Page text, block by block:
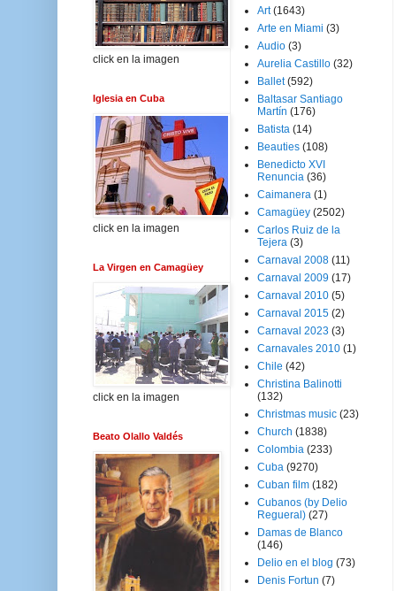
click en la imagen
Iglesia en Cuba
click en la imagen
La Virgen en Camagüey
click en la imagen
Beato Olallo Valdés
Art (1643)
Arte en Miami (3)
Audio (3)
Aurelia Castillo (32)
Ballet (592)
Baltasar Santiago
Martín (176)
Batista (14)
Beauties (108)
Benedicto XVI
Renuncia (36)
Caimanera (1)
Camagüey (2502)
Carlos Ruiz de la
Tejera (3)
Carnaval 2008 (11)
Carnaval 2009 (17)
Carnaval 2010 (5)
Carnaval 2015 (2)
Carnaval 2023 (3)
Carnavales 2010 (1)
Chile (42)
Christina Balinotti
(132)
Christmas music (23)
Church (1838)
Colombia (233)
Cuba (9270)
Cuban film (182)
Cubanos (by Delio
Regueral) (27)
Damas de Blanco
(146)
Delio en el blog (73)
Denis Fortun (7)